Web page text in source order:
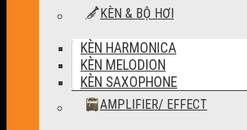
KÈN & BỘ HƠI
KÈN HARMONICA
KÈN MELODION
KÈN SAXOPHONE
AMPLIFIER/ EFFECT